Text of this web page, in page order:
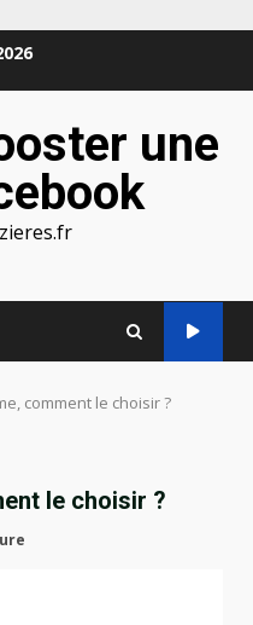
une
comment le choisir ?
le choisir ?